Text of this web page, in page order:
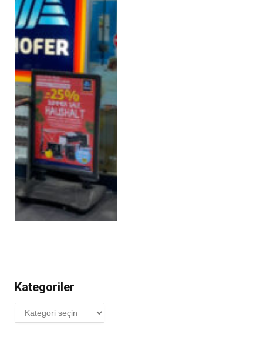
Kategoriler
Kategoriler